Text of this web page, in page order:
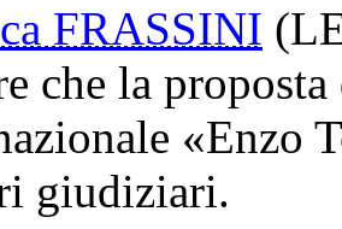
FRASSINI
che la
«Enzo
giudiziari.